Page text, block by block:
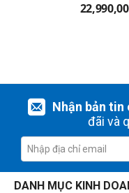
Nhận bản tin
đãi và
DANH MỤC KINH